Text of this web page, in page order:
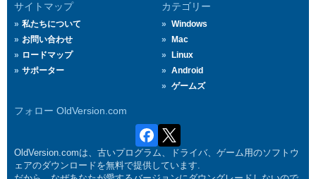
サイトマップ
私たちについて
お問い合わせ
ロードマップ
サポーター
カテゴリー
Windows
Mac
Linux
Android
ゲームズ
フォロー OldVersion.com
OldVersion.comは、古いプログラム、ドライバ、ゲーム用のソフトウ
ェアのダウンロードを無料で提供しています.